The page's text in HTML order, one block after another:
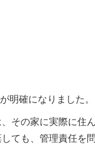
明確になりました。
その家に実際に住
ても、管理責任を